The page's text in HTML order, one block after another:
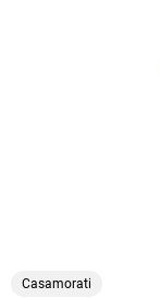
Casamorati